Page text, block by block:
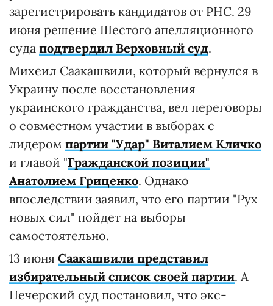
зарегистрировать кандидатов от РНС. 29
июня решение Шестого апелляционного
суда подтвердил Верховный суд.
Михеил Саакашвили, который вернулся в
Украину после восстановления
украинского гражданства, вел переговоры
о совместном участии в выборах с
лидером партии "Удар" Виталием Кличко
и главой "Гражданской позиции"
Анатолием Гриценко. Однако
впоследствии заявил, что его партии "Рух
новых сил" пойдет на выборы
самостоятельно.
13 июня Саакашвили представил
избирательный список своей партии. А
Печерский суд постановил, что экс-